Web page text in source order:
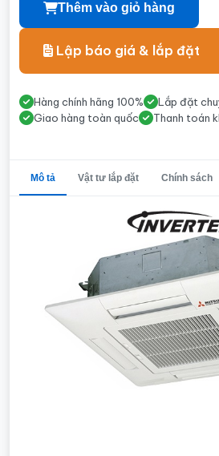
Thêm vào giỏ hàng
Lập báo giá & lắp đặt
Hàng chính hãng 100%
Lắp đặt
Giao hàng toàn quốc
Thanh toán
Mô tả Vật tư lắp đặt Chính sách